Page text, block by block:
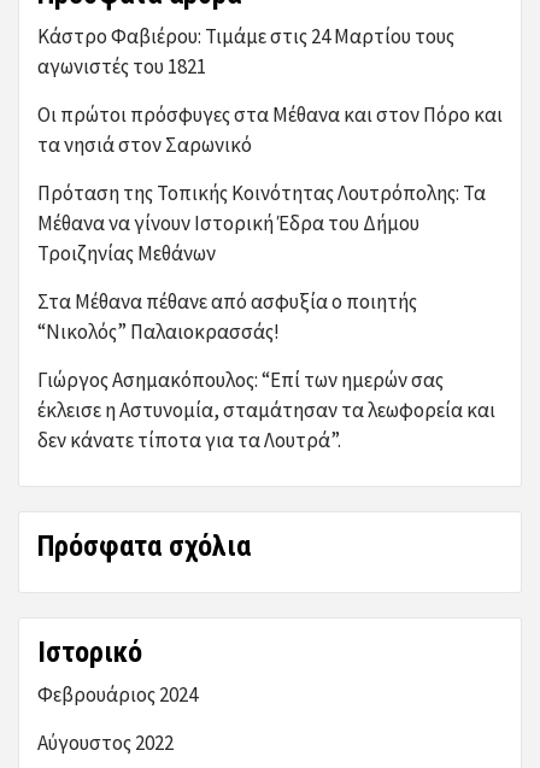
Κάστρο Φαβιέρου: Τιμάμε στις 24 Μαρτίου τους
αγωνιστές του 1821
Οι πρώτοι πρόσφυγες στα Μέθανα και στον Πόρο και
τα νησιά στον Σαρωνικό
Πρόταση της Τοπικής Κοινότητας Λουτρόπολης: Τα
Μέθανα να γίνουν Ιστορική Έδρα του Δήμου
Τροιζηνίας Μεθάνων
Στα Μέθανα πέθανε από ασφυξία ο ποιητής
“Νικολός” Παλαιοκρασσάς!
Γιώργος Ασημακόπουλος: “Επί των ημερών σας
έκλεισε η Αστυνομία, σταμάτησαν τα λεωφορεία και
δεν κάνατε τίποτα για τα Λουτρά”.
Πρόσφατα σχόλια
Ιστορικό
Φεβρουάριος 2024
Αύγουστος 2022